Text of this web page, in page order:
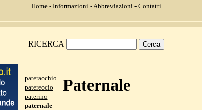
Home - Informazioni -Abbreviazioni - Contatti
RICERCA
pateracchio
patereccio
paterino
paternale
Paternale